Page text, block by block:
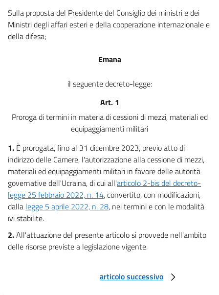
Sulla proposta del Presidente del Consiglio dei ministri e dei
Ministri degli affari esteri e della cooperazione internazionale e
della difesa;
Emana
il seguente decreto-legge:
Art. 1
Proroga di termini in materia di cessioni di mezzi, materiali ed
equipaggiamenti militari
1. È prorogata, fino al 31 dicembre 2023, previo atto di
indirizzo delle Camere, l'autorizzazione alla cessione di mezzi,
materiali ed equipaggiamenti militari in favore delle autorità
governative dell'Ucraina, di cui all'articolo 2-bis del decreto-
legge 25 febbraio 2022, n. 14, convertito, con modificazioni,
dalla legge 5 aprile 2022, n. 28, nei termini e con le modalità
ivi stabilite.
2.All'attuazione del presente articolo si provvede nell'ambito
delle risorse previste a legislazione vigente.
articolo successivo